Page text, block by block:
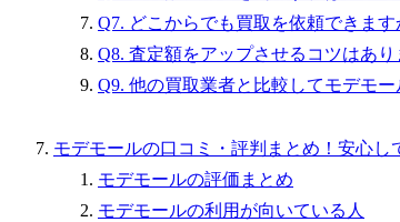
Q7. どこからでも買取を依頼できます
Q8. 査定額をアップさせるコツはあり
Q9. 他の買取業者と比較してモデモー
モデモールの口コミ・評判まとめ！安心し
モデモールの評価まとめ
モデモールの利用が向いている人